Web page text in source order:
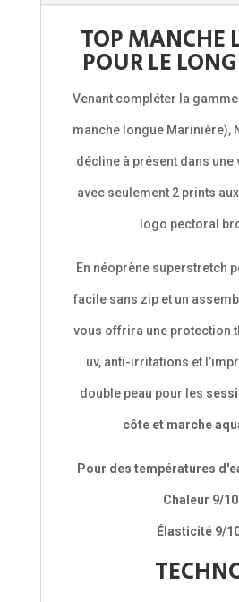
TOP MANCHE
POUR LE
Venant compléter la
manche longue Marinière),
décline à présent dans une
avec seulement 2 prints
logo pectoral
En néoprène superstretch
facile sans zip et un
vous offrira une protection
uv, anti-irritations et
double peau pour les
côte et marche
Pour des températures
Chaleur 9/10
Élasticité 9/